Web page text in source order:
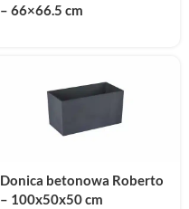
– 66×66.5 cm
Donica betonowa Roberto
– 100x50x50 cm